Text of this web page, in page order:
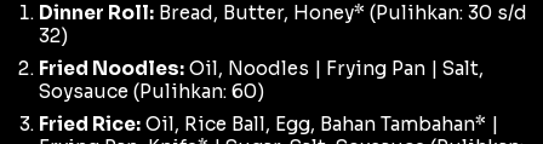
Dinner Roll: Bread, Butter, Honey* (Pulihkan: 30 s/d
32)
Fried Noodles: Oil, Noodles | Frying Pan | Salt,
Soysauce (Pulihkan: 60)
Fried Rice: Oil, Rice Ball, Egg, Bahan Tambahan* |